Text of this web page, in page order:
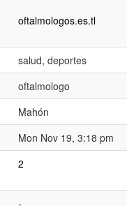
oftalmologos.es.tl
salud, deportes
oftalmologo
Mahón
Mon Nov 19, 3:18 pm
2
-